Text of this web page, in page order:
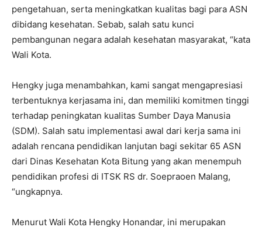
pengetahuan, serta meningkatkan kualitas bagi para ASN
dibidang kesehatan. Sebab, salah satu kunci
pembangunan negara adalah kesehatan masyarakat, “kata
Wali Kota.
Hengky juga menambahkan, kami sangat mengapresiasi
terbentuknya kerjasama ini, dan memiliki komitmen tinggi
terhadap peningkatan kualitas Sumber Daya Manusia
(SDM). Salah satu implementasi awal dari kerja sama ini
adalah rencana pendidikan lanjutan bagi sekitar 65 ASN
dari Dinas Kesehatan Kota Bitung yang akan menempuh
pendidikan profesi di ITSK RS dr. Soepraoen Malang,
“ungkapnya.
Menurut Wali Kota Hengky Honandar, ini merupakan